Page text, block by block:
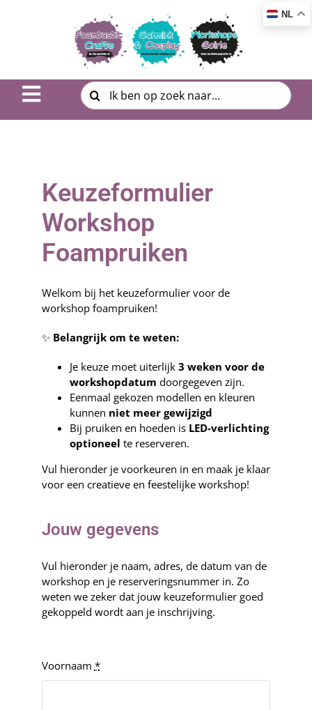
Toggle
Photo Album
Over ons
Zoeken
naar:
Keuzeformulier
Workshop
Foampruiken
Welkom bij het keuzeformulier voor de
workshop foampruiken!
✨ Belangrijk om te weten:
Je keuze moet uiterlijk 3 weken voor de
workshopdatum doorgegeven zijn.
Eenmaal gekozen modellen en kleuren
kunnen niet meer gewijzigd
Bij pruiken en hoeden is LED-verlichting
optioneel te reserveren.
Vul hieronder je voorkeuren in en maak je klaar
voor een creatieve en feestelijke workshop!
Jouw gegevens
Vul hieronder je naam, adres, de datum van de
workshop en je reserveringsnummer in. Zo
weten we zeker dat jouw keuzeformulier goed
gekoppeld wordt aan je inschrijving.
Voornaam *
NL